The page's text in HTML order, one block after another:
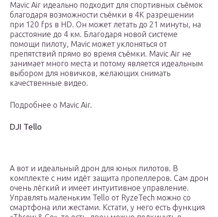
Mavic Air идеально подходит для спортивных съёмок
благодаря возможности съёмки в 4К разрешении
при 120 fps в HD. Он может летать до 21 минуты, на
расстояние до 4 км. Благодаря новой системе
помощи пилоту, Mavic может уклоняться от
препятствий прямо во время съёмки. Mavic Air не
занимает много места и потому является идеальным
выбором для новичков, желающих снимать
качественные видео.
Подробнее о Mavic Air.
DJI Tello
А вот и идеальный дрон для юных пилотов. В
комплекте с ним идёт защита пропеллеров. Сам дрон
очень лёгкий и имеет интуитивное управление.
Управлять маленьким Tello от RyzeTech можно со
смартфона или жестами. Кстати, у него есть функция